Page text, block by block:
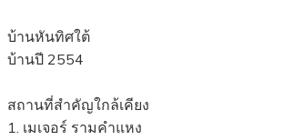
บ้านหันทิศใต้
บ้านปี 2554
สถานที่สำคัญใกล้เคียง
1. เมเจอร์ รามคำแหง